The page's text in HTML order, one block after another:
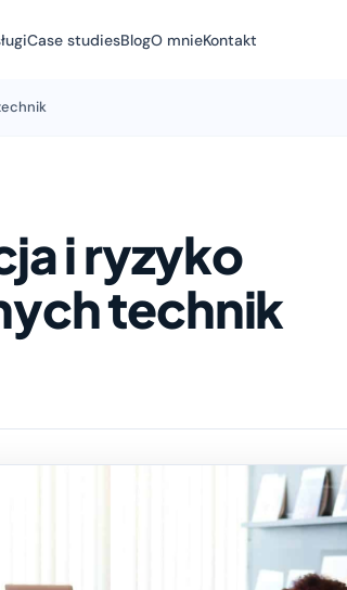
Case studiesBlogO mnieKontakt
i ryzyko
technik